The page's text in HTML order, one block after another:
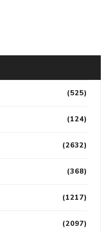
(525)
(124)
(2632)
(368)
(1217)
(2097)